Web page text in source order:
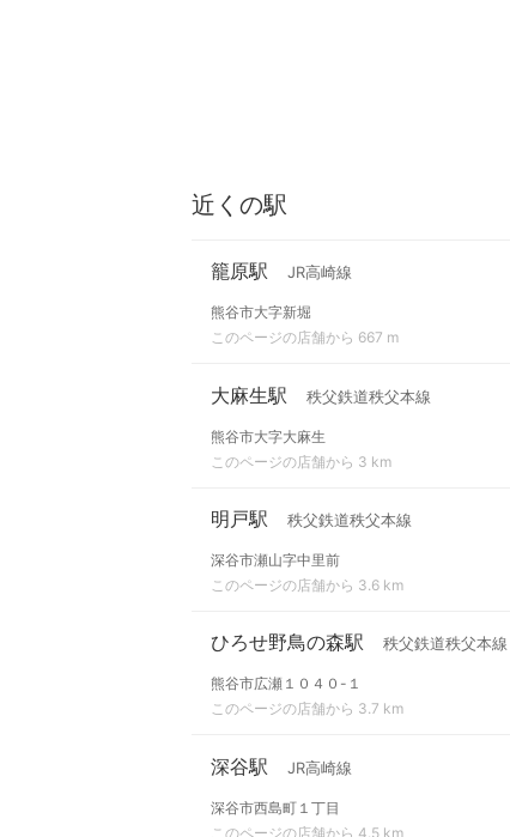
近くの駅
籠原駅 JR高崎線
熊谷市大字新堀
このページの店舗から 667 m
大麻生駅 秩父鉄道秩父本線
熊谷市大字大麻生
このページの店舗から 3 km
明戸駅 秩父鉄道秩父本線
深谷市瀬山字中里前
このページの店舗から 3.6 km
ひろせ野鳥の森駅 秩父鉄道秩父本線
熊谷市広瀬１０４０-１
このページの店舗から 3.7 km
深谷駅 JR高崎線
深谷市西島町１丁目
このページの店舗から 4.5 km